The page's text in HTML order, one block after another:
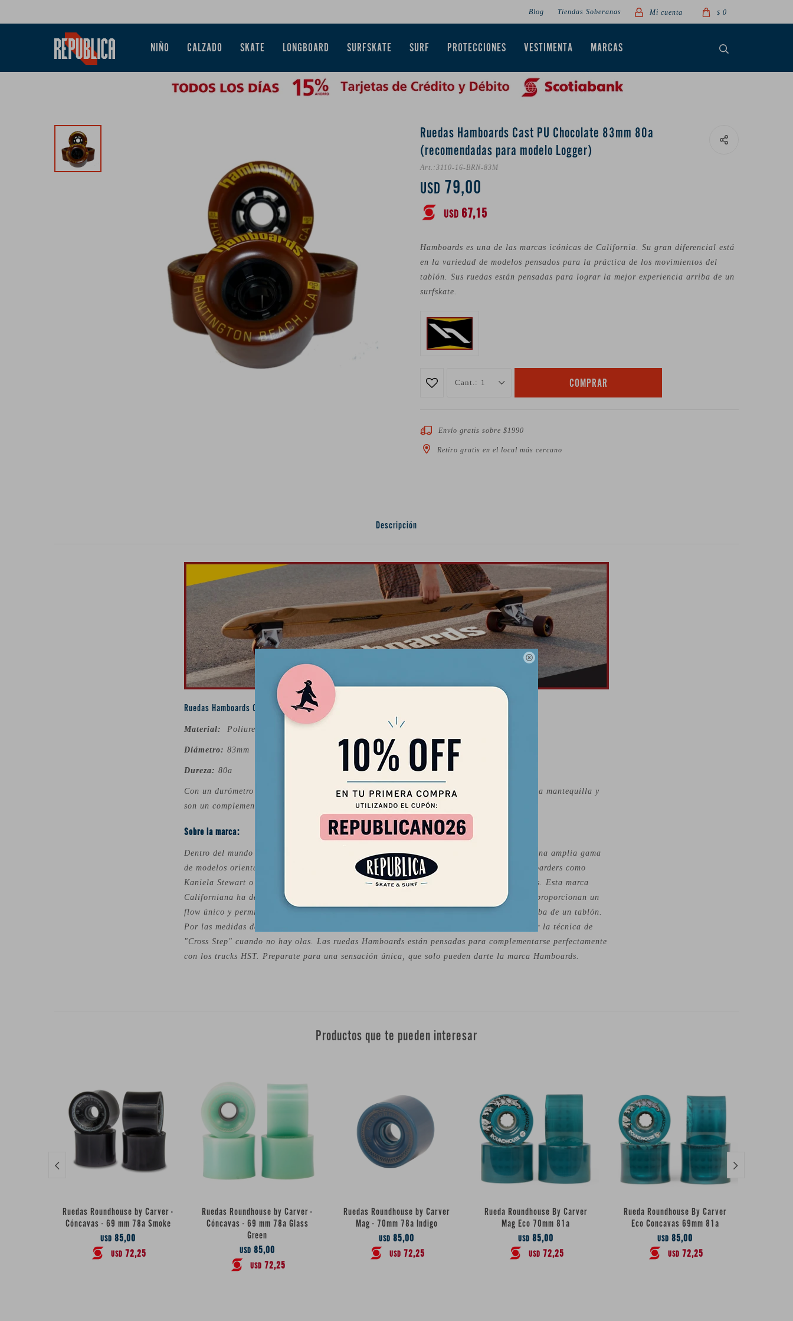

NIÑO CALZADO SKATE LONGBOARD SURFSKATE SURF PROTECCIONES VESTIMENTA MARCAS
$ 0
Blog Tiendas Soberanas
Ruedas Hamboards Cast PU Chocolate 83mm 80a
(recomendadas para modelo Logger)
3110-16-BRN-83M
USD 79,00
USD 67,15
Hamboards es una de las marcas icónicas de California. Su gran diferencial está
en la variedad de modelos pensados para la práctica de los movimientos del
tablón. Sus ruedas están pensadas para lograr la mejor experiencia arriba de un
surfskate.
1 COMPRAR
Envío gratis sobre $1990
Retiro gratis en el local más cercano
Descripción
Ruedas Hamboards Cast PU Chocolate 83mm 80a (recomendadas para modelo Logger)
Material: Poliuretano
Diámetro: 83mm
Dureza: 80a
Con un durómetro de 78-80A las ruedas de poliuretano fundido premium son suaves como la mantequilla y
son un complemento perfecto para los trucks HST.
Sobre la marca:
Dentro del mundo del surfskate, Hamboards se diferencia de sus competidores por ofrecer una amplia gama
de modelos orientados a la práctica de tablón (longboard) fuera del agua. Grandes longboarders como
Kaniela Stewart o Kelis Kaleopa, utilizan estas tablas para practicar en días de pocas olas. Esta marca
Californiana ha desarrollado su propio sistema de trucks de surfskate, llamados HST, que proporcionan un
flow único y permiten emular como ninguna otra marca, los movimientos que se hacen arriba de un tablón.
Por las medidas de ancho y largo de sus tablas, también resultan ideales para perfeccionar la técnica de
"Cross Step" cuando no hay olas. Las ruedas Hamboards están pensadas para complementarse perfectamente
con los trucks HST. Preparate para una sensación única, que solo pueden darte la marca Hamboards.
Productos que te pueden interesar
Ruedas Roundhouse by Carver -
Cóncavas - 69 mm 78a Smoke
USD 85,00
USD 72,25
Ruedas Roundhouse by Carver -
Cóncavas - 69 mm 78a Glass
Green
USD 85,00
USD 72,25
Ruedas Roundhouse by Carver
Mag - 70mm 78a Indigo
USD 85,00
USD 72,25
Rueda Roundhouse By Carver
Mag Eco 70mm 81a
USD 85,00
USD 72,25
Rueda Roundhouse By Carver
Eco Concavas 69mm 81a
USD 85,00
USD 72,25
 